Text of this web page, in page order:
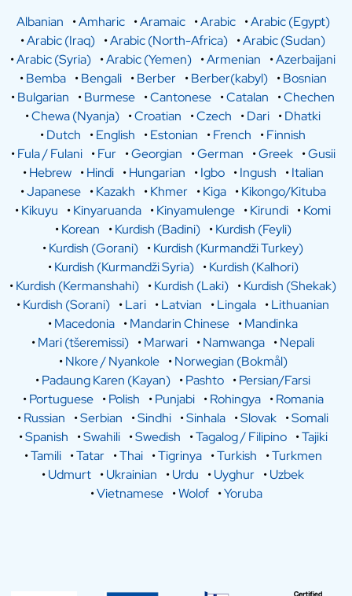
Albanian
•Amharic •Aramaic •Arabic •Arabic (Egypt)
•Arabic (Iraq) •Arabic (North-Africa) •Arabic (Sudan)
•Arabic (Syria) •Arabic (Yemen) •Armenian •Azerbaijani
•Bemba •Bengali •Berber •Berber(kabyl) •Bosnian
•Bulgarian •Burmese •Cantonese •Catalan •Chechen
•Chewa (Nyanja) •Croatian •Czech •Dari •Dhatki
•Dutch •English •Estonian •French •Finnish
•Fula / Fulani •Fur •Georgian •German •Greek •Gusii
•Hebrew •Hindi •Hungarian •Igbo •Ingush •Italian
•Japanese •Kazakh •Khmer •Kiga •Kikongo/Kituba
•Kikuyu •Kinyaruanda •Kinyamulenge •Kirundi •Komi
•Korean •Kurdish (Badini) •Kurdish (Feyli)
•Kurdish (Gorani) •Kurdish (Kurmandži Turkey)
•Kurdish (Kurmandži Syria) •Kurdish (Kalhori)
•Kurdish (Kermanshahi) •Kurdish (Laki) •Kurdish (Shekak)
•Kurdish (Sorani) •Lari •Latvian •Lingala •Lithuanian
•Macedonia •Mandarin Chinese •Mandinka
•Mari (tšeremissi) •Marwari •Namwanga •Nepali
•Nkore / Nyankole •Norwegian (Bokmål)
•Padaung Karen (Kayan) •Pashto •Persian/Farsi
•Portuguese •Polish •Punjabi •Rohingya •Romania
•Russian •Serbian •Sindhi •Sinhala •Slovak •Somali
•Spanish •Swahili •Swedish •Tagalog / Filipino •Tajiki
•Tamili •Tatar •Thai •Tigrinya •Turkish •Turkmen
•Udmurt •Ukrainian •Urdu •Uyghur •Uzbek
•Vietnamese •Wolof •Yoruba